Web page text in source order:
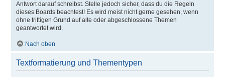
Antwort darauf schreibst. Stelle jedoch sicher, dass du die Regeln
dieses Boards beachtest! Es wird meist nicht gerne gesehen, wenn
ohne triftigen Grund auf alte oder abgeschlossene Themen
geantwortet wird.
Nach oben
Textformatierung und Thementypen